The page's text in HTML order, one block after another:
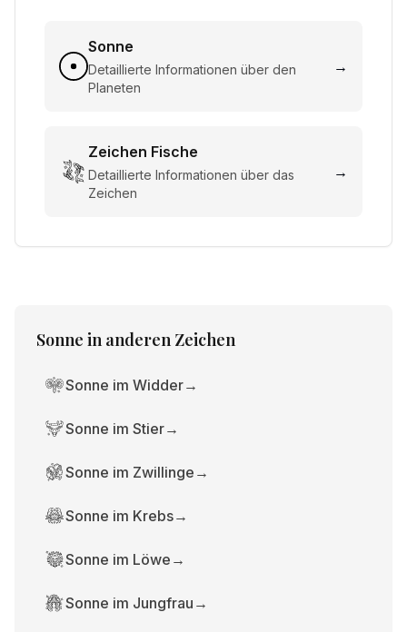
Sonne
Detaillierte Informationen über den
Planeten
→
Zeichen Fische
Detaillierte Informationen über das
Zeichen
→
Sonne in anderen Zeichen
Sonne im Widder→
Sonne im Stier→
Sonne im Zwillinge →
Sonne im Krebs→
Sonne im Löwe →
Sonne im Jungfrau →